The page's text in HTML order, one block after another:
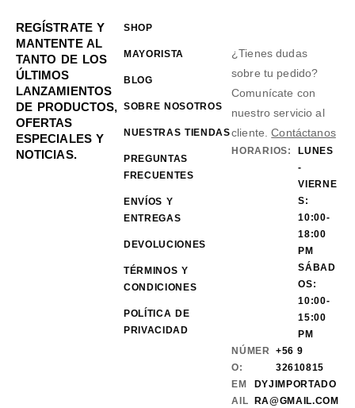
REGÍSTRATE Y
MANTENTE AL
TANTO DE LOS
ÚLTIMOS
LANZAMIENTOS
DE PRODUCTOS,
OFERTAS
ESPECIALES Y
NOTICIAS.
SHOP
MAYORISTA
BLOG
SOBRE NOSOTROS
NUESTRAS TIENDAS
PREGUNTAS
FRECUENTES
ENVÍOS Y
ENTREGAS
DEVOLUCIONES
TÉRMINOS Y
CONDICIONES
POLÍTICA DE
PRIVACIDAD
¿Tienes dudas
sobre tu pedido?
Comunícate con
nuestro servicio al
cliente.Contáctanos
HORARIOS:
LUNES
-
VIERNE
S:
10:00-
18:00
PM
SÁBAD
OS:
10:00-
15:00
PM
NÚMER
O:
+56 9
32610815
EM
AIL
DYJIMPORTADO
RA@GMAIL.COM